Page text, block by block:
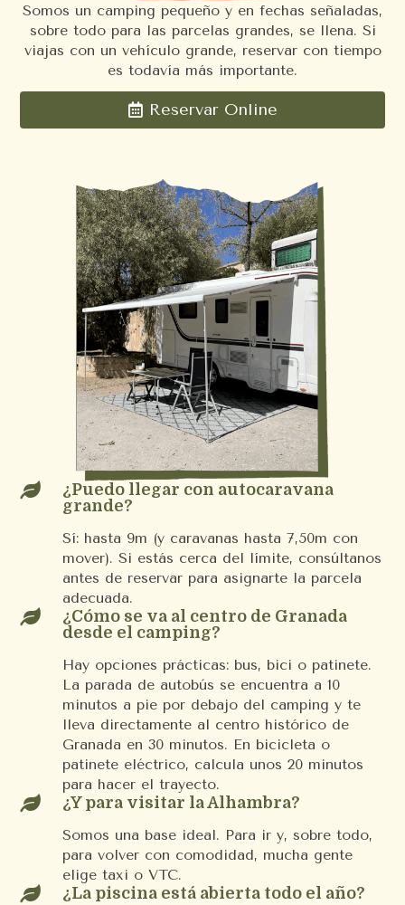
Somos un camping pequeño y en fechas señaladas,
sobre todo para las parcelas grandes, se llena. Si
viajas con un vehículo grande, reservar con tiempo
es todavía más importante.
Reservar Online

¿Puedo llegar con autocaravana
grande?
Sí: hasta 9m (y caravanas hasta 7,50m con
mover). Si estás cerca del límite, consúltanos
antes de reservar para asignarte la parcela
adecuada.

¿Cómo se va al centro de Granada
desde el camping?
Hay opciones prácticas: bus, bici o patinete.
La parada de autobús se encuentra a 10
minutos a pie por debajo del camping y te
lleva directamente al centro histórico de
Granada en 30 minutos. En bicicleta o
patinete eléctrico, calcula unos 20 minutos
para hacer el trayecto.
 ¿Y para visitar la Alhambra?
Somos una base ideal. Para ir y, sobre todo,
para volver con comodidad, mucha gente
elige taxi o VTC.
 ¿La piscina está abierta todo el año?